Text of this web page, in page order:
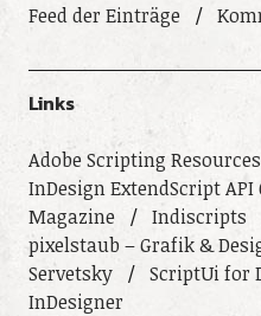
Feed der Einträge
Links
Adobe Scripting Resources
InDesign ExtendScript
Magazine
Indiscripts
pixelstaub – Grafik &
Servetsky
ScriptUi for
InDesigner